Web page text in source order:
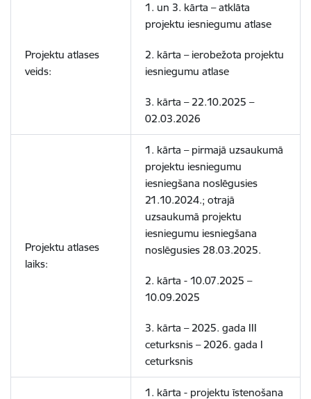
Projektu atlases
veids:
1. un 3. kārta – atklāta
projektu iesniegumu atlase
2. kārta – ierobežota projektu
iesniegumu atlase
3. kārta –22.10.2025 –
02.03.2026
Projektu atlases
laiks:
1. kārta – pirmajā uzsaukumā
projektu iesniegumu
iesniegšana noslēgusies
21.10.2024.; otrajā
uzsaukumā projektu
iesniegumu iesniegšana
noslēgusies 28.03.2025.
2. kārta - 10.07.2025 –
10.09.2025
3. kārta –2025. gada III
ceturksnis – 2026. gada I
ceturksnis
1. kārta - projektu īstenošana